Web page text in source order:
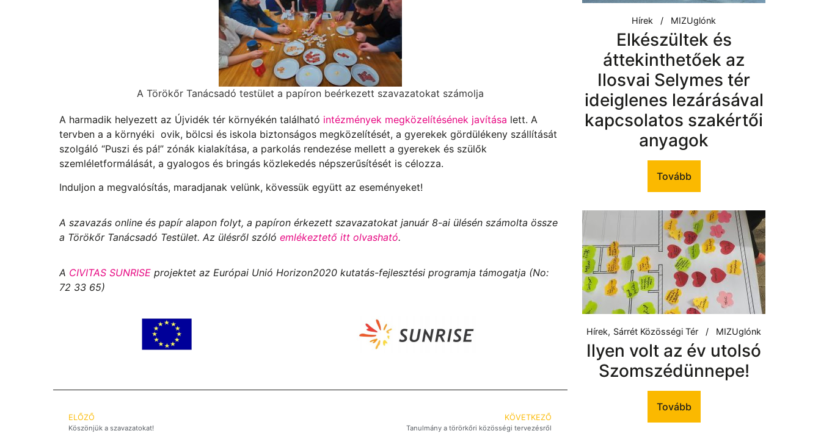
A Törökőr Tanácsadó testület a papíron beérkezett szavazatokat számolja
A harmadik helyezett az Újvidék tér környékén található intézmények megközelítésének javítása lett. A
tervben a a környéki ovik, bölcsi és iskola biztonságos megközelítését, a gyerekek gördülékeny szállítását
szolgáló “Puszi és pá!” zónák kialakítása, a parkolás rendezése mellett a gyerekek és szülők
szemléletformálását, a gyalogos és bringás közlekedés népszerűsítését is célozza.
Induljon a megvalósítás, maradjanak velünk, kövessük együtt az eseményeket!
A szavazás online és papír alapon folyt, a papíron érkezett szavazatokat január 8-ai ülésén számolta össze
a Törökőr Tanácsadó Testület. Az ülésről szóló emlékeztető itt olvasható.
A CIVITAS SUNRISE projektet az Európai Unió Horizon2020 kutatás-fejlesztési programja támogatja (No:
72 33 65)
ELŐZŐ
Köszönjük a szavazatokat!
KÖVETKEZŐ
Tanulmány a törörkőri közösségi tervezésről
Hírek MIZUglónk
Elkészültek és
áttekinthetőek az
Ilosvai Selymes tér
ideiglenes lezárásával
kapcsolatos szakértői
anyagok
Tovább
Hírek Sárrét Közösségi Tér MIZUglónk
Ilyen volt az év utolsó
Szomszédünnepe!
Tovább